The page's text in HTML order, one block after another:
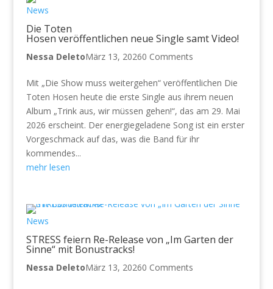
News
Die Toten
Hosen veröffentlichen neue Single samt Video!
Nessa DeletoMärz 13, 20260 Comments
Mit „Die Show muss weitergehen“ veröffentlichen Die
Toten Hosen heute die erste Single aus ihrem neuen
Album „Trink aus, wir müssen gehen!“, das am 29. Mai
2026 erscheint. Der energiegeladene Song ist ein erster
Vorgeschmack auf das, was die Band für ihr
kommendes...
mehr lesen
News
STRESS feiern Re-Release von „Im Garten der
Sinne“ mit Bonustracks!
Nessa DeletoMärz 13, 20260 Comments